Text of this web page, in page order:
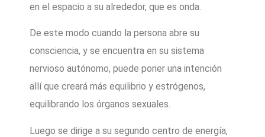
en el espacio a su alrededor, que es onda.
De este modo cuando la persona abre su
consciencia, y se encuentra en su sistema
nervioso autónomo, puede poner una intención
allí que creará más equilibrio y estrógenos,
equilibrando los órganos sexuales.
Luego se dirige a su segundo centro de energía,